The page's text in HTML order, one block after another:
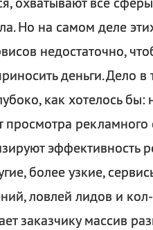
Но на самом деле
недостаточно,
деньги. Дело
как хотелось
просмотра
эффективность
более узкие,
ловлей лидов и
заказчику массив